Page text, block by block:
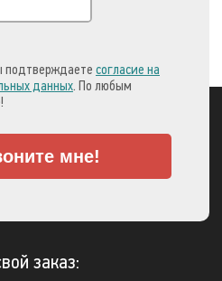
подтверждаете согласие на
данных. По любым
мне!
заказ: